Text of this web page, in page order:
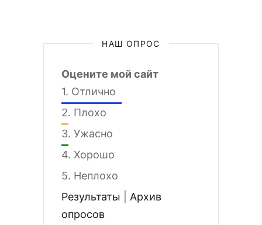
НАШ ОПРОС
Оцените мой сайт
1. Отлично
2. Плохо
3. Ужасно
4. Хорошо
5. Неплохо
Результаты
Архив
опросов